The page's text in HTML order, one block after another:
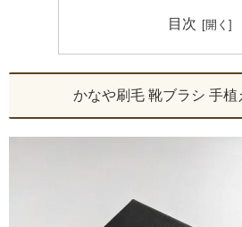
目次
かなや刷毛 靴ブラシ 手植